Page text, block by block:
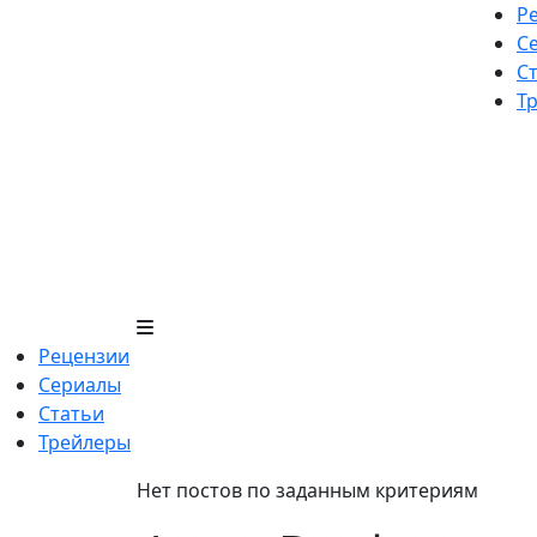
Рецензии
Сериалы
Статьи
Трейлеры
Нет постов по заданным критериям